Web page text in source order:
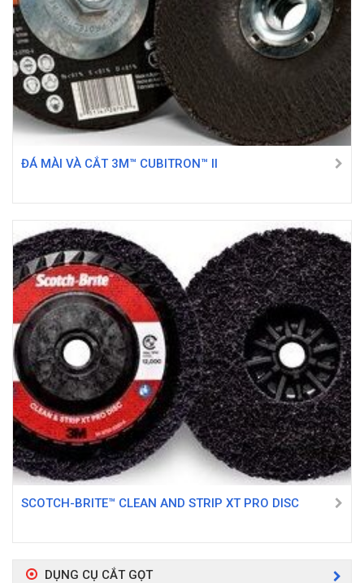
ĐÁ MÀI VÀ CẮT 3M™ CUBITRON™ II
SCOTCH-BRITE™ CLEAN AND STRIP XT PRO DISC
DỤNG CỤ CẮT GỌT